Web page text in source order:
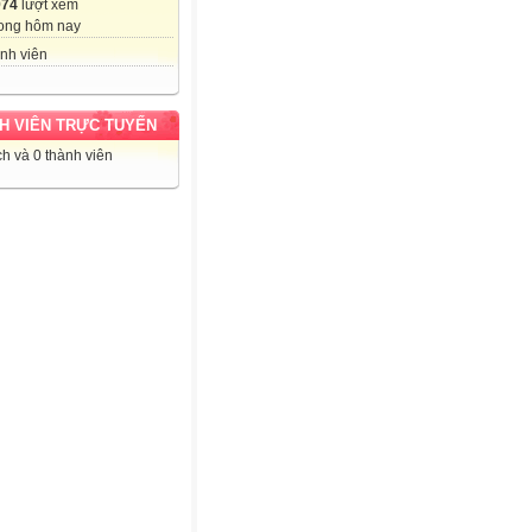
lượt xem
hôm nay
viên
VIÊN TRỰC TUYẾN
và 0 thành viên